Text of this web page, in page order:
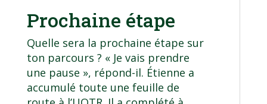
Prochaine étape
Quelle sera la prochaine étape sur
ton parcours ? « Je vais prendre
une pause », répond-il. Étienne a
accumulé toute une feuille de